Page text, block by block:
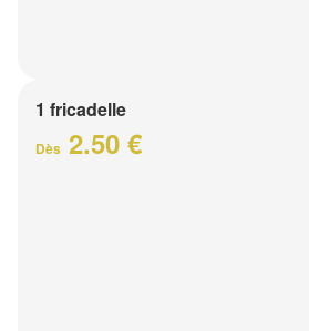
1 fricadelle
Dès 2.50 €